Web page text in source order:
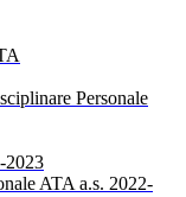
Personale
2023
ATA a.s. 2022-